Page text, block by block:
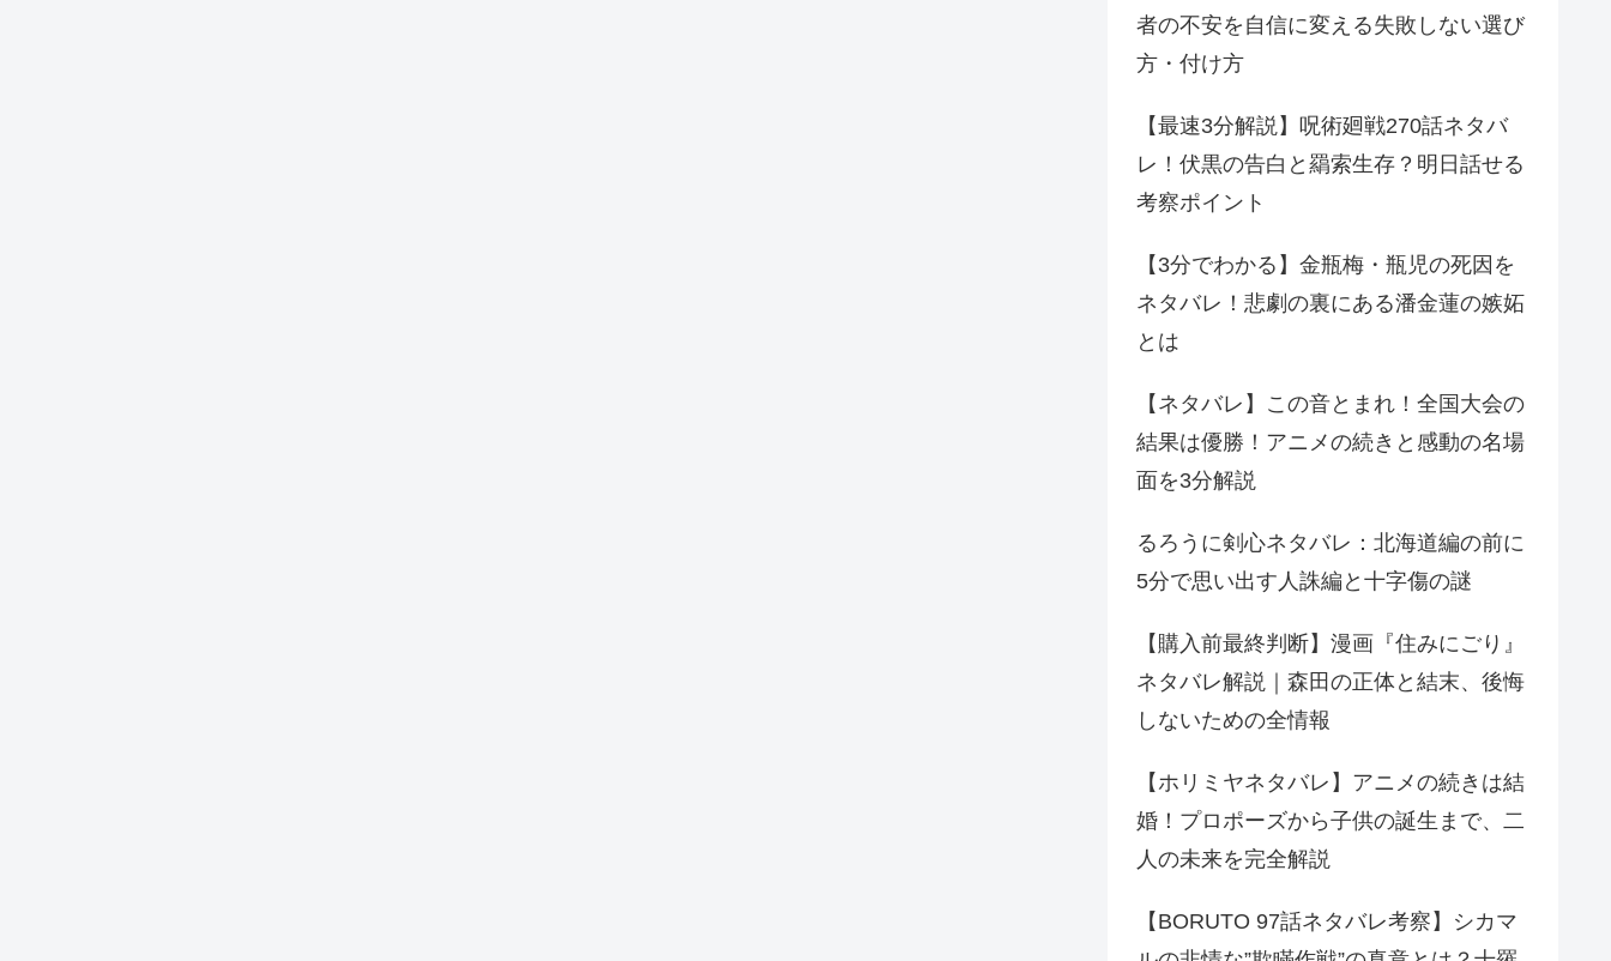
者の不安を自信に変える失敗しない選び
方・付け方
【最速3分解説】呪術廻戦270話ネタバ
レ！伏黒の告白と羂索生存？明日話せる
考察ポイント
【3分でわかる】金瓶梅・瓶児の死因を
ネタバレ！悲劇の裏にある潘金蓮の嫉妬
とは
【ネタバレ】この音とまれ！全国大会の
結果は優勝！アニメの続きと感動の名場
面を3分解説
るろうに剣心ネタバレ：北海道編の前に
5分で思い出す人誅編と十字傷の謎
【購入前最終判断】漫画『住みにごり』
ネタバレ解説｜森田の正体と結末、後悔
しないための全情報
【ホリミヤネタバレ】アニメの続きは結
婚！プロポーズから子供の誕生まで、二
人の未来を完全解説
【BORUTO 97話ネタバレ考察】シカマ